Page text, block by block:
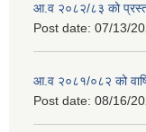
आ.व २०८२/८३ को
Post date: 07/13/
आ.व २०८१/०८२ को
Post date: 08/16/